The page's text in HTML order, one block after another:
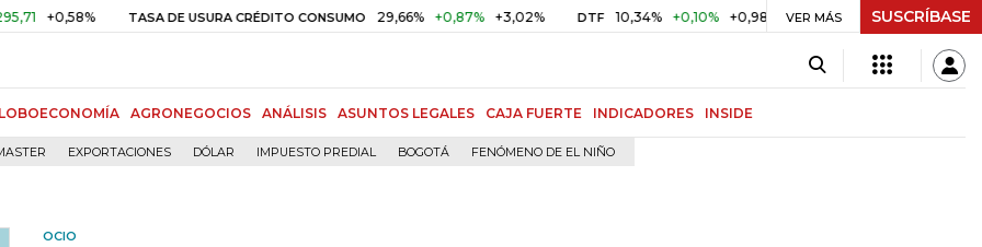
+0,58% TASA DE USURA CRÉDITO CONSUMO 29,66% +0,87% +3,02% DTF 10,34% +0,10% +0,98% UVR $ 416,81 +$ 0,05 +0,01%
VER MÁS SUSCRÍBASE
AGRONEGOCIOS ANÁLISIS ASUNTOS LEGALES CAJA FUERTE INDICADORES INSIDE
EXPORTACIONES DÓLAR IMPUESTO PREDIAL BOGOTÁ FENÓMENO DE EL NIÑO
OCIO